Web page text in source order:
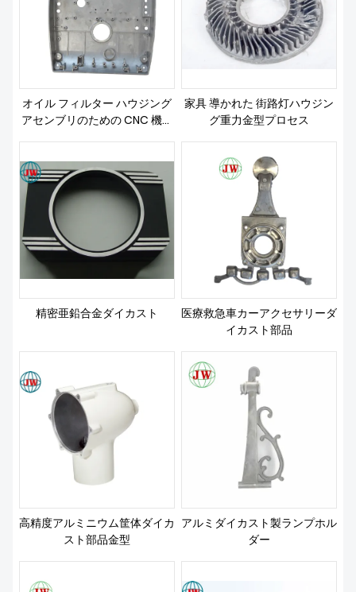
オイル フィルター ハウジング
アセンブリのための CNC 機械
家具 導かれた 街路灯ハウジン
グ重力金型プロセス
精密亜鉛合金ダイカスト
医療救急車カーアクセサリーダ
イカスト部品
高精度アルミニウム筐体ダイカ
スト部品金型
アルミダイカスト製ランプホル
ダー